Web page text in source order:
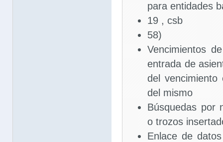
para entidades
19 , csb
58)
Vencimientos
entrada de
del vencimiento
del mismo
Búsquedas por
o trozos
Enlace de